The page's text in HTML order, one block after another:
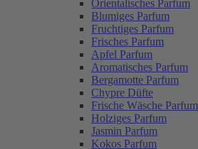
Orientalisches Parfum
Blumiges Parfum
Fruchtiges Parfum
Frisches Parfum
Apfel Parfum
Aromatisches Parfum
Bergamotte Parfum
Chypre Düfte
Frische Wäsche Parfum
Holziges Parfum
Jasmin Parfum
Kokos Parfum